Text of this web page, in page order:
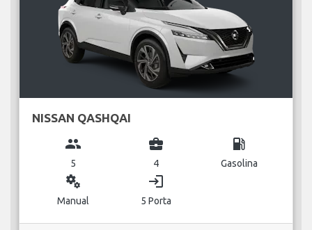
NISSAN QASHQAI
group
5
business_center
4
local_gas_station
Gasolina
miscellaneous_services
Manual
login
5 Porta